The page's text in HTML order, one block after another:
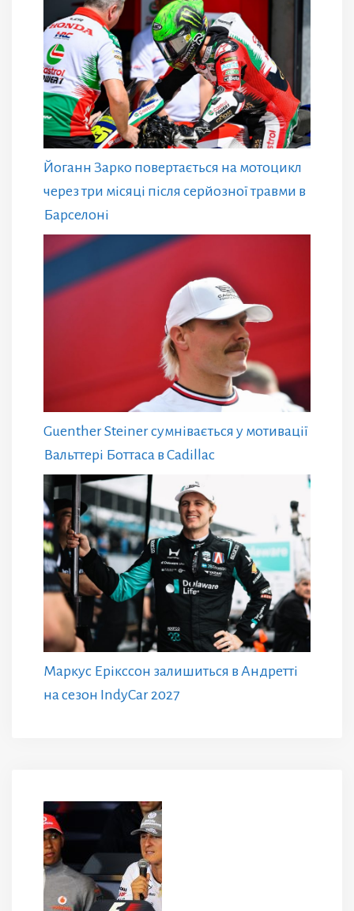
Йоганн Зарко повертається на мотоцикл
через три місяці після серйозної травми в
Барселоні
Guenther Steiner сумнівається у мотивації
Вальттері Боттаса в Cadillac
Маркус Ерікссон залишиться в Андретті
на сезон IndyCar 2027